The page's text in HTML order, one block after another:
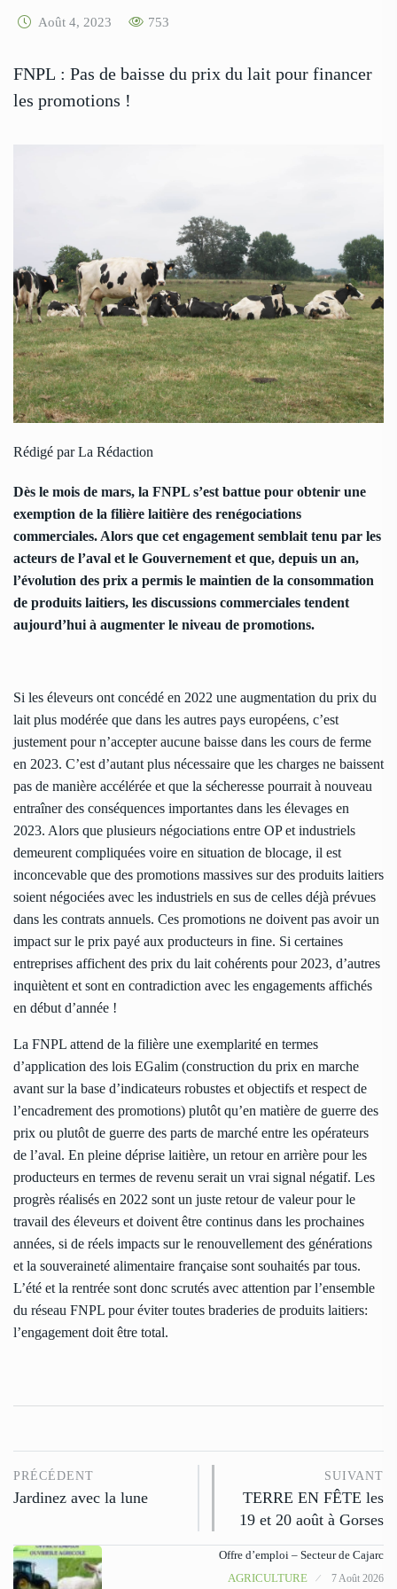
Août 4, 2023 753
FNPL : Pas de baisse du prix du lait pour financer
les promotions !
Rédigé par La Rédaction
Dès le mois de mars, la FNPL s’est battue pour obtenir une
exemption de la filière laitière des renégociations
commerciales. Alors que cet engagement semblait tenu par les
acteurs de l’aval et le Gouvernement et que, depuis un an,
l’évolution des prix a permis le maintien de la consommation
de produits laitiers, les discussions commerciales tendent
aujourd’hui à augmenter le niveau de promotions.
Si les éleveurs ont concédé en 2022 une augmentation du prix du
lait plus modérée que dans les autres pays européens, c’est
justement pour n’accepter aucune baisse dans les cours de ferme
en 2023. C’est d’autant plus nécessaire que les charges ne baissent
pas de manière accélérée et que la sécheresse pourrait à nouveau
entraîner des conséquences importantes dans les élevages en
2023. Alors que plusieurs négociations entre OP et industriels
demeurent compliquées voire en situation de blocage, il est
inconcevable que des promotions massives sur des produits laitiers
soient négociées avec les industriels en sus de celles déjà prévues
dans les contrats annuels. Ces promotions ne doivent pas avoir un
impact sur le prix payé aux producteurs in fine. Si certaines
entreprises affichent des prix du lait cohérents pour 2023, d’autres
inquiètent et sont en contradiction avec les engagements affichés
en début d’année !
La FNPL attend de la filière une exemplarité en termes
d’application des lois EGalim (construction du prix en marche
avant sur la base d’indicateurs robustes et objectifs et respect de
l’encadrement des promotions) plutôt qu’en matière de guerre des
prix ou plutôt de guerre des parts de marché entre les opérateurs
de l’aval. En pleine déprise laitière, un retour en arrière pour les
producteurs en termes de revenu serait un vrai signal négatif. Les
progrès réalisés en 2022 sont un juste retour de valeur pour le
travail des éleveurs et doivent être continus dans les prochaines
années, si de réels impacts sur le renouvellement des générations
et la souveraineté alimentaire française sont souhaités par tous.
L’été et la rentrée sont donc scrutés avec attention par l’ensemble
du réseau FNPL pour éviter toutes braderies de produits laitiers:
l’engagement doit être total.
PRÉCÉDENT
Jardinez avec la lune
SUIVANT
TERRE EN FÊTE les
19 et 20 août à Gorses
Offre d’emploi – Secteur de Cajarc
AGRICULTURE
7 Août 2026